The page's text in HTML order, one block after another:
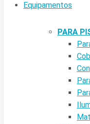
Equipamentos
PARA